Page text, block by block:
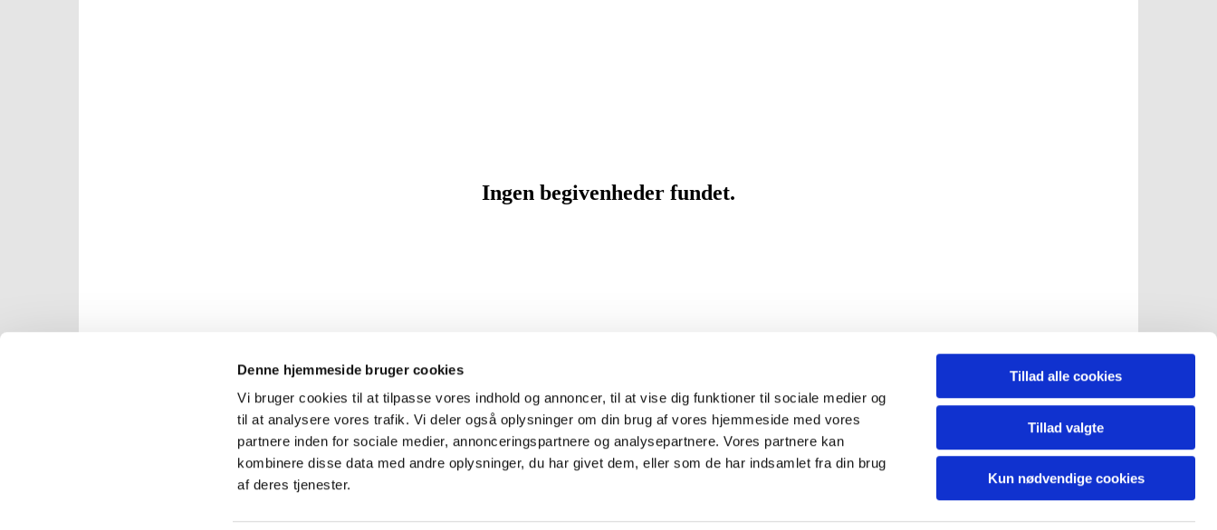
Denne hjemmeside bruger cookies
Vi bruger cookies til at tilpasse vores indhold og annoncer, til at vise dig funktioner til sociale medier og
til at analysere vores trafik. Vi deler også oplysninger om din brug af vores hjemmeside med vores
partnere inden for sociale medier, annonceringspartnere og analysepartnere. Vores partnere kan
kombinere disse data med andre oplysninger, du har givet dem, eller som de har indsamlet fra din brug
af deres tjenester.
Tillad alle cookies
Tillad valgte
Kun nødvendige cookies